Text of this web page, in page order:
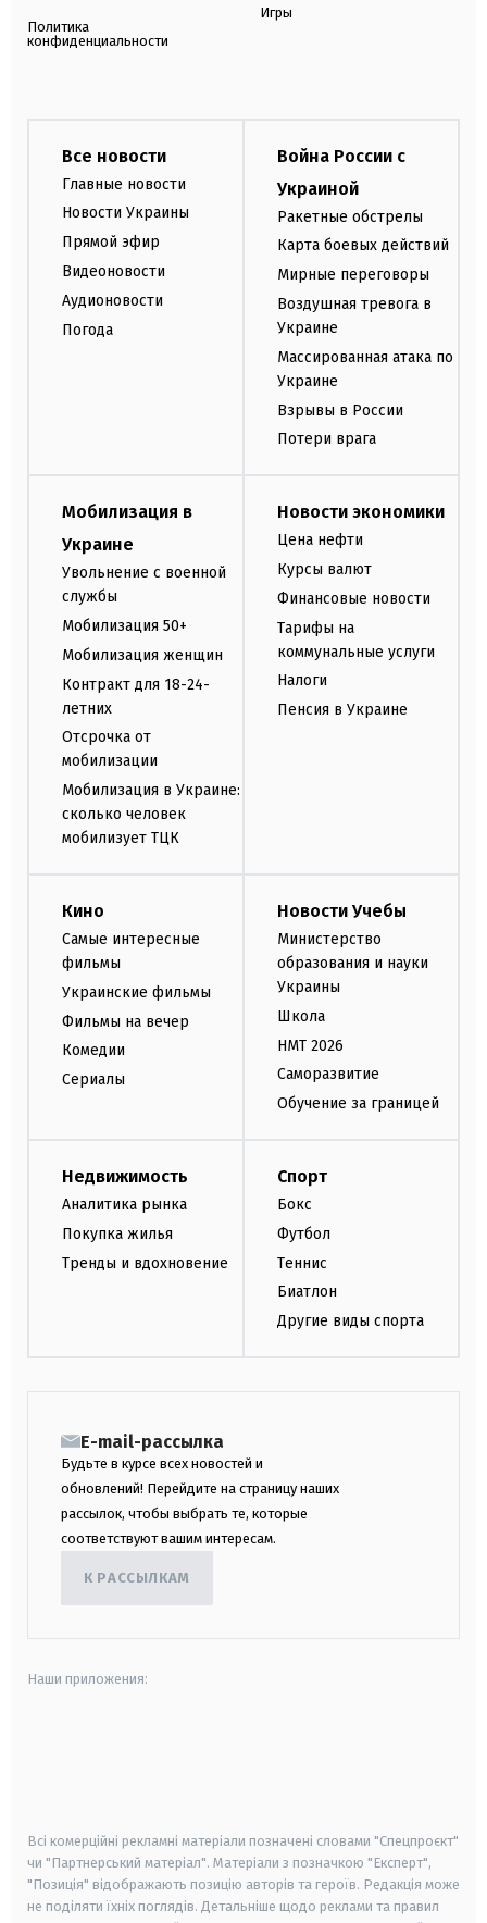
Политика
конфиденциальности
Игры
Все новости
Главные новости
Новости Украины
Прямой эфир
Видеоновости
Аудионовости
Погода
Война России с
Украиной
Ракетные обстрелы
Карта боевых действий
Мирные переговоры
Воздушная тревога в
Украине
Массированная атака по
Украине
Взрывы в России
Потери врага
Мобилизация в
Украине
Увольнение с военной
службы
Мобилизация 50+
Мобилизация женщин
Контракт для 18-24-
летних
Отсрочка от
мобилизации
Мобилизация в Украине:
сколько человек
мобилизует ТЦК
Новости экономики
Цена нефти
Курсы валют
Финансовые новости
Тарифы на
коммунальные услуги
Налоги
Пенсия в Украине
Кино
Самые интересные
фильмы
Украинские фильмы
Фильмы на вечер
Комедии
Сериалы
Новости Учебы
Министерство
образования и науки
Украины
Школа
НМТ 2026
Саморазвитие
Обучение за границей
Недвижимость
Аналитика рынка
Покупка жилья
Тренды и вдохновение
Спорт
Бокс
Футбол
Теннис
Биатлон
Другие виды спорта
E-mail-рассылка
Будьте в курсе всех новостей и
обновлений! Перейдите на страницу наших
рассылок, чтобы выбрать те, которые
соответствуют вашим интересам.
К РАССЫЛКАМ
Наши приложения:
Всі комерційні рекламні матеріали позначені словами "Спецпроєкт"
чи "Партнерський матеріал". Матеріали з позначкою "Експерт",
"Позиція" відображають позицію авторів та героїв. Редакція може
не поділяти їхніх поглядів. Детальніше щодо реклами та правил